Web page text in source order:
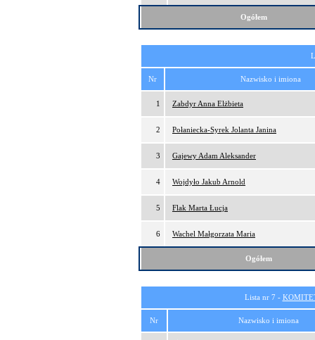
Ogółem
Nr Nazwisko i imiona
1 Zabdyr Anna Elżbieta
2 Połaniecka-Syrek Jolanta Janina
3 Gajewy Adam Aleksander
4 Wojdyło Jakub Arnold
5 Flak Marta Łucja
6 Wachel Małgorzata Maria
Ogółem
Lista nr 7 -
Nr Nazwisko i imiona